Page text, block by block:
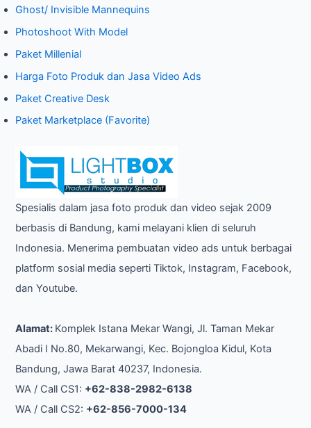
r
:
Ghost/ Invisible Mannequins
Photoshoot With Model
Paket Millenial
Harga Foto Produk dan Jasa Video Ads
Paket Creative Desk
Paket Marketplace (Favorite)
Spesialis dalam jasa foto produk dan video sejak 2009
berbasis di Bandung, kami melayani klien di seluruh
Indonesia. Menerima pembuatan video ads untuk berbagai
platform sosial media seperti Tiktok, Instagram, Facebook,
dan Youtube.
Alamat: Komplek Istana Mekar Wangi, Jl. Taman Mekar
Abadi I No.80, Mekarwangi, Kec. Bojongloa Kidul, Kota
Bandung, Jawa Barat 40237, Indonesia.
WA / Call CS1: +62-838-2982-6138
WA / Call CS2: +62-856-7000-134